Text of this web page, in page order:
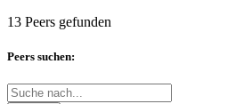
13 Peers gefunden
Peers suchen: